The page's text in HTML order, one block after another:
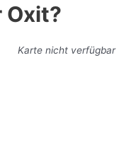
Oxit?
Karte nicht verfügbar